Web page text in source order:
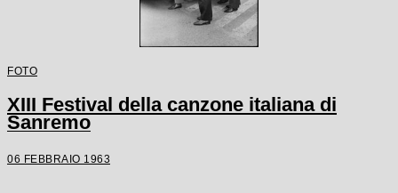
FOTO
XIII Festival della canzone italiana di
Sanremo
06 FEBBRAIO 1963